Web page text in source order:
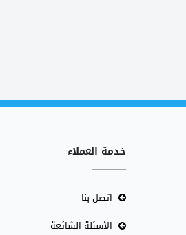
خدمة العملاء
اتصل بنا
الأسئلة الشائعة